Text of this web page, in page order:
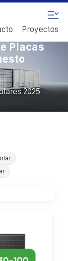
Proyectos
Placas
2025